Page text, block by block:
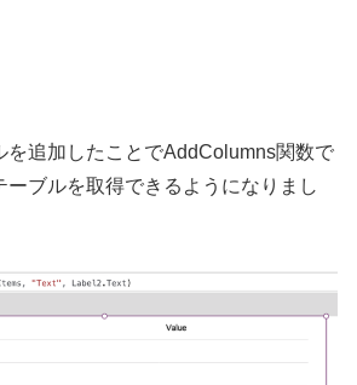
を追加したことでAddColumns関数で
ーブルを取得できるようになりまし